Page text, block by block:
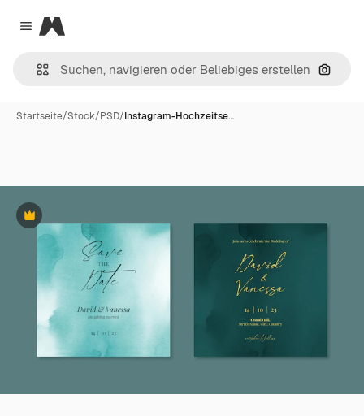
Close menu
Magnific
Nach
Startseite/Stock/PSD/Instagram-Hochzeitse…
Premium